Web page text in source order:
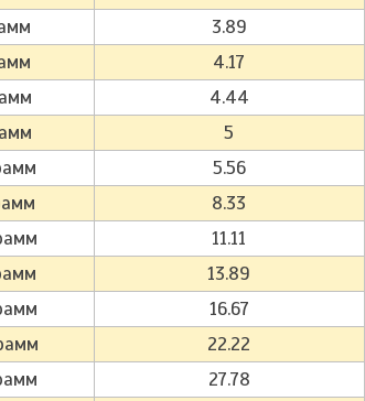
3.89
4.17
4.44
5
5.56
8.33
11.11
13.89
16.67
22.22
27.78